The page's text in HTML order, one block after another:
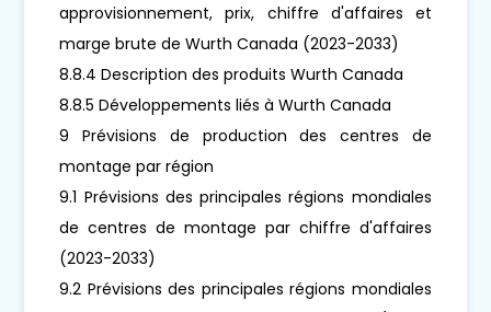
approvisionnement, prix, chiffre d'affaires et
marge brute de Wurth Canada (2023-2033)
8.8.4 Description des produits Wurth Canada
8.8.5 Développements liés à Wurth Canada
9 Prévisions de production des centres de
montage par région
9.1 Prévisions des principales régions mondiales
de centres de montage par chiffre d'affaires
(2023-2033)
9.2 Prévisions des principales régions mondiales